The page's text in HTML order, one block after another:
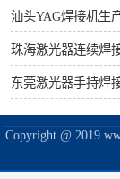
汕头YAG焊接机生
珠海激光器连续焊
东莞激光器手持焊
Copyright @ 2019